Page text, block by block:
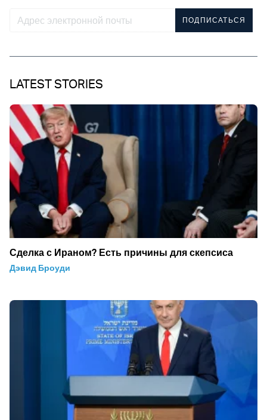
ПОДПИСАТЬСЯ
LATEST STORIES
Сделка с Ираном? Есть причины для скепсиса
Дэвид Броуди